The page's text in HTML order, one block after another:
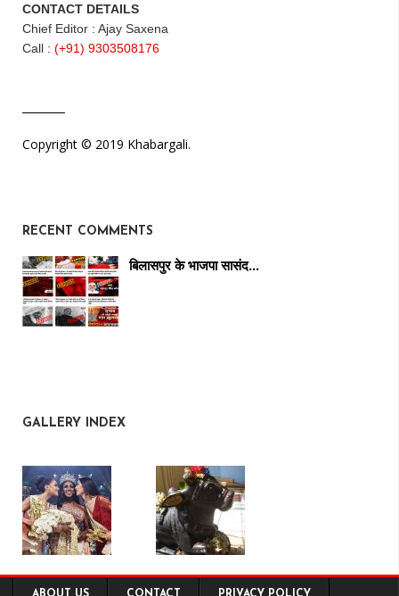
CONTACT DETAILS
Chief Editor : Ajay Saxena
Call : (+91) 9303508176
Copyright © 2019 Khabargali.
RECENT COMMENTS
बिलासपुर के भाजपा सासंद…
GALLERY INDEX